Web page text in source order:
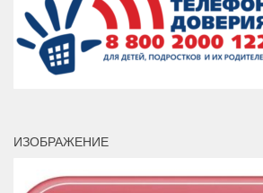
ИЗОБРАЖЕНИЕ